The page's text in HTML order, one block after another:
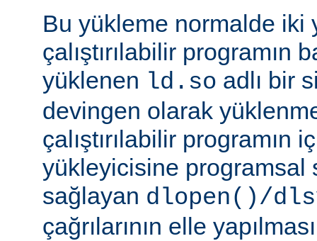
Bu yükleme normalde iki
çalıştırılabilir programın
yüklenen ld.so adlı bir
devingen olarak
çalıştırılabilir programın
yükleyicisine programsal
sağlayan dlopen()/
çağrılarının elle